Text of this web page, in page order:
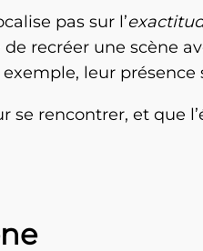
pas sur l’
recréer une scène
leur
se rencontrer, et que